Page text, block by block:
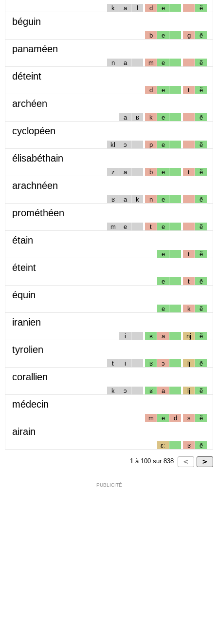
k a l d e ẽ
béguin
b e g ẽ
panaméen
n a m e ẽ
déteint
d e t ẽ
archéen
a ʁ k e ẽ
cyclopéen
kl ɔ p e ẽ
élisabéthain
z a b e t ẽ
arachnéen
ʁ a k n e ẽ
prométhéen
m e t e ẽ
étain
e t ẽ
éteint
e t ẽ
équin
e k ẽ
iranien
i ʁ a nj ẽ
tyrolien
t i ʁ ɔ lj ẽ
corallien
k ɔ ʁ a lj ẽ
médecin
m e d s ẽ
airain
ɛː ʁ ẽ
1 à 100 sur 838
PUBLICITÉ